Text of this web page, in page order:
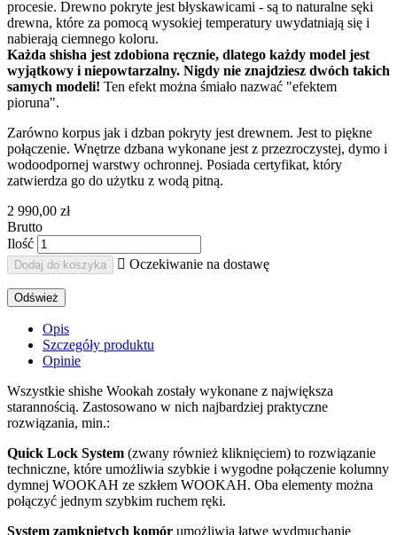
procesie. Drewno pokryte jest błyskawicami - są to naturalne sęki
drewna, które za pomocą wysokiej temperatury uwydatniają się i
nabierają ciemnego koloru.
Każda shisha jest zdobiona ręcznie, dlatego każdy model jest
wyjątkowy i niepowtarzalny. Nigdy nie znajdziesz dwóch takich
samych modeli! Ten efekt można śmiało nazwać "efektem
pioruna".
Zarówno korpus jak i dzban pokryty jest drewnem. Jest to piękne
połączenie. Wnętrze dzbana wykonane jestz przezroczystej, dymo i
wodoodpornej warstwy ochronnej. Posiada certyfikat, który
zatwierdza go do użytku z wodą pitną.
2 990,00 zł
Brutto
Ilość
Dodaj do koszyka  Oczekiwanie na dostawę
Opis
Szczegóły produktu
Opinie
Wszystkie shishe Wookah zostały wykonane z największa
starannością. Zastosowano w nich najbardziej praktyczne
rozwiązania, min.:
Quick Lock System (zwany również kliknięciem) to rozwiązanie
techniczne, które umożliwia szybkie i wygodne połączenie kolumny
dymnej WOOKAH ze szkłem WOOKAH. Oba elementy można
połączyć jednym szybkim ruchem ręki.
System zamkniętych komór umożliwia łatwe wydmuchanie